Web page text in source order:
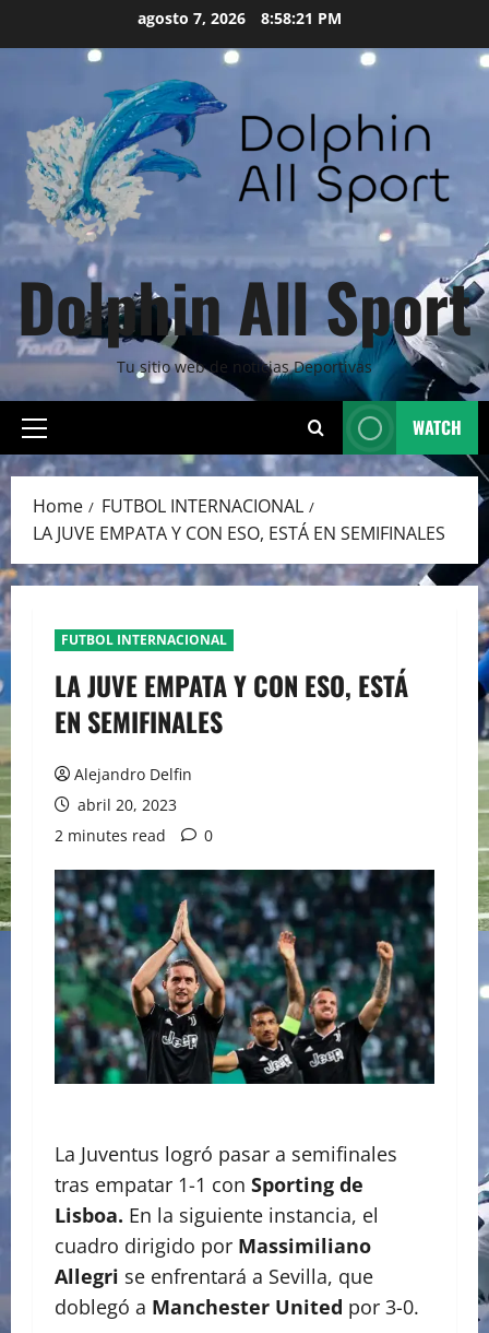
agosto 7, 2026 8:58:22 PM
Dolphin All Sport
Tu sitio web de noticias Deportivas
Primary
Menu
WATCH
Home
FUTBOL INTERNACIONAL
LA JUVE EMPATA Y CON ESO, ESTÁ EN SEMIFINALES
FUTBOL INTERNACIONAL
LA JUVE EMPATA Y CON ESO, ESTÁ
EN SEMIFINALES
Alejandro Delfin
abril 20, 2023
2 minutes read
0
La Juventus logró pasar a semifinales
tras empatar 1-1 con Sporting de
Lisboa. En la siguiente instancia, el
cuadro dirigido por Massimiliano
Allegri se enfrentará a Sevilla, que
doblegó a Manchester United por 3-0.